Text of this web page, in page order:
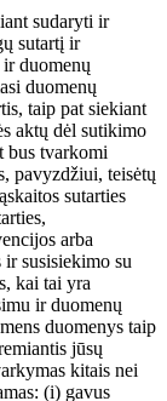
sudaryti ir
sutartį ir
ir duomenų
duomenų
taip pat siekiant
aktų dėl sutikimo
bus tvarkomi
pavyzdžiui, teisėtų
sutarties
arba
susisiekimo su
kai tai yra
ir duomenų
duomenys taip
jūsų
kitais nei
(i) gavus